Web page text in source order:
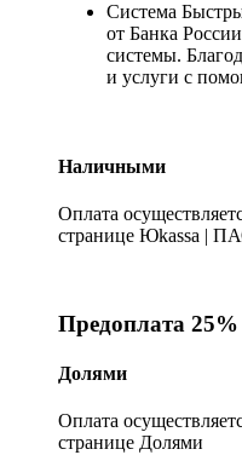
Система
от Банка
системы.
и услуги с
Наличными
Оплата
странице Юkassa |
Предоплата 25%
Долями
Оплата
странице Долями